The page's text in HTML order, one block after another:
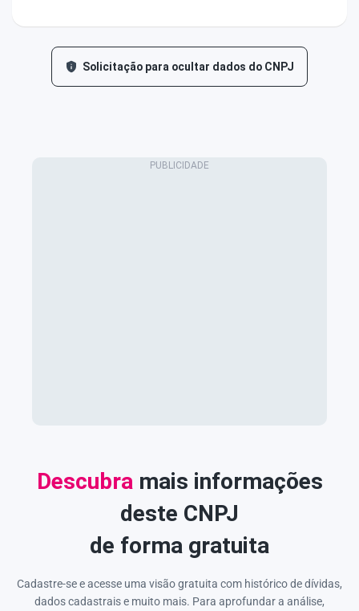
Solicitação para ocultar dados do CNPJ
Descubra mais informações
deste CNPJ
de forma gratuita
Cadastre-se e acesse uma visão gratuita com histórico de dívidas,
dados cadastrais e muito mais. Para aprofundar a análise,